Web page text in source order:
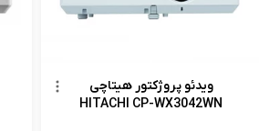
ویدئو پروژکتور هیتاچی
HITACHI CP-WX3042WN